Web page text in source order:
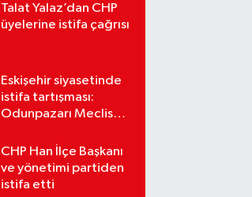
Talat Yalaz’dan CHP
üyelerine istifa çağrısı
Eskişehir siyasetinde
istifa tartışması:
Odunpazarı Meclis
medyada karşı karşıya
geldi
CHP Han İlçe Başkanı
ve yönetimi partiden
istifa etti